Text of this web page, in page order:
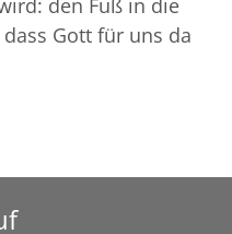
Gott für uns da